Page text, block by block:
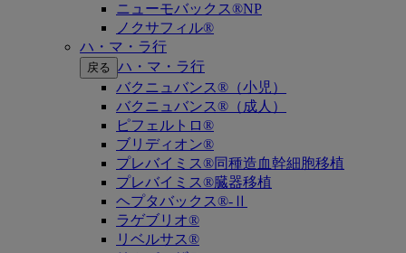
ニューモバックス®NP
ノクサフィル®
ハ・マ・ラ行
戻る ハ・マ・ラ行
バクニュバンス®（小児）
バクニュバンス®（成人）
ピフェルトロ®
ブリディオン®
プレバイミス®同種造血幹細胞移植
プレバイミス®臓器移植
ヘプタバックス®-Ⅱ
ラゲブリオ®
リベルサス®